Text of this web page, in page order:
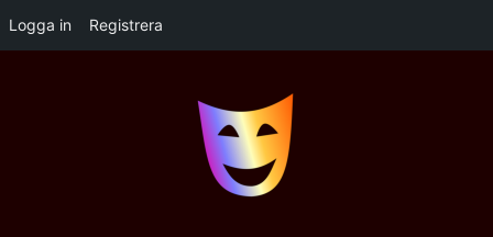
Logga in Registrera